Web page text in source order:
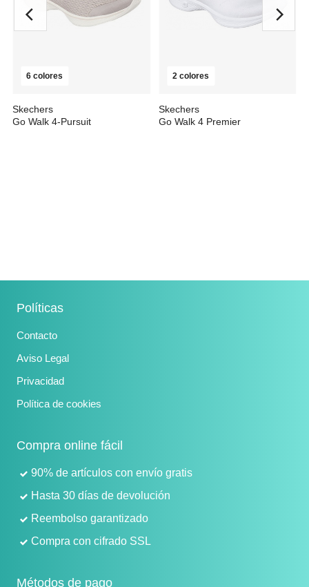
6 colores
Skechers
Go Walk 4-Pursuit
2 colores
Skechers
Go Walk 4 Premier
Políticas
Contacto
Aviso Legal
Privacidad
Política de cookies
Compra online fácil
90% de artículos con envío gratis
Hasta 30 días de devolución
Reembolso garantizado
Compra con cifrado SSL
Métodos de pago